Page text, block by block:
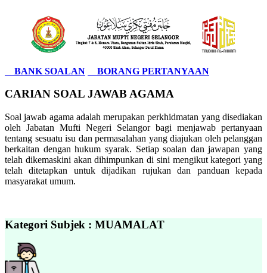
BANK SOALAN BORANG PERTANYAAN
CARIAN SOAL JAWAB AGAMA
Soal jawab agama adalah merupakan perkhidmatan yang disediakan
oleh Jabatan Mufti Negeri Selangor bagi menjawab pertanyaan
tentang sesuatu isu dan permasalahan yang diajukan oleh pelanggan
berkaitan dengan hukum syarak. Setiap soalan dan jawapan yang
telah dikemaskini akan dihimpunkan di sini mengikut kategori yang
telah ditetapkan untuk dijadikan rujukan dan panduan kepada
masyarakat umum.
Kategori Subjek : MUAMALAT